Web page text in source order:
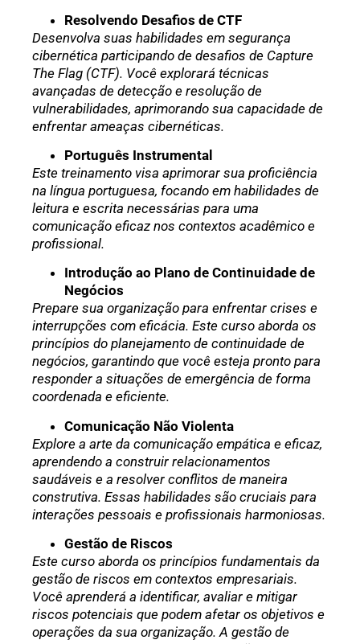
Resolvendo Desafios de CTF
Desenvolva suas habilidades em segurança
cibernética participando de desafios de Capture
The Flag (CTF). Você explorará técnicas
avançadas de detecção e resolução de
vulnerabilidades, aprimorando sua capacidade de
enfrentar ameaças cibernéticas.
Português Instrumental
Este treinamento visa aprimorar sua proficiência
na língua portuguesa, focando em habilidades de
leitura e escrita necessárias para uma
comunicação eficaz nos contextos acadêmico e
profissional.
Introdução ao Plano de Continuidade de
Negócios
Prepare sua organização para enfrentar crises e
interrupções com eficácia. Este curso aborda os
princípios do planejamento de continuidade de
negócios, garantindo que você esteja pronto para
responder a situações de emergência de forma
coordenada e eficiente.
Comunicação Não Violenta
Explore a arte da comunicação empática e eficaz,
aprendendo a construir relacionamentos
saudáveis e a resolver conflitos de maneira
construtiva. Essas habilidades são cruciais para
interações pessoais e profissionais harmoniosas.
Gestão de Riscos
Este curso aborda os princípios fundamentais da
gestão de riscos em contextos empresariais.
Você aprenderá a identificar, avaliar e mitigar
riscos potenciais que podem afetar os objetivos e
operações da sua organização. A gestão de